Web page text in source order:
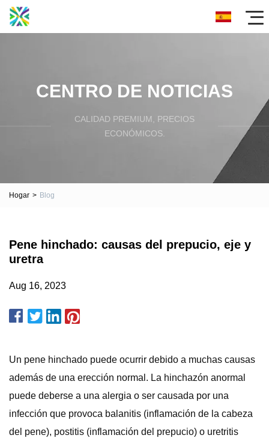
CENTRO DE NOTICIAS
CALIDAD PREMIUM, PRECIOS
ECONÓMICOS.
Hogar > Blog
Pene hinchado: causas del prepucio, eje y
uretra
Aug 16, 2023
Un pene hinchado puede ocurrir debido a muchas causas
además de una erección normal. La hinchazón anormal
puede deberse a una alergia o ser causada por una
infección que provoca balanitis (inflamación de la cabeza
del pene), postitis (inflamación del prepucio) o uretritis